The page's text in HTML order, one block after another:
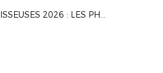
BATISSEUSES 2026 : LES PHOTOS